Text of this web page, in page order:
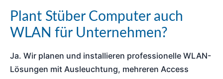
Plant Stüber Computer auch
WLAN für Unternehmen?
Ja. Wir planen und installieren professionelle WLAN-
Lösungen mit Ausleuchtung, mehreren Access